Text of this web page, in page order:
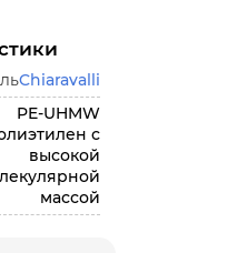
Chiaravalli
PE-UHMW
с
высокой
массой